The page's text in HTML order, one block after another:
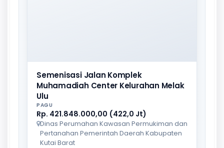
Semenisasi Jalan Komplek
Muhamadiah Center Kelurahan Melak
Ulu
PAGU
Rp. 421.848.000,00 (422,0 Jt)
Dinas Perumahan Kawasan Permukiman dan
Pertanahan Pemerintah Daerah Kabupaten
Kutai Barat